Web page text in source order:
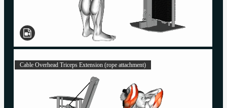
Cable Overhead Triceps Extension (rope attachment)